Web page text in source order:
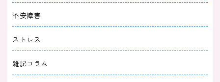
不安障害
ストレス
雑記コラム